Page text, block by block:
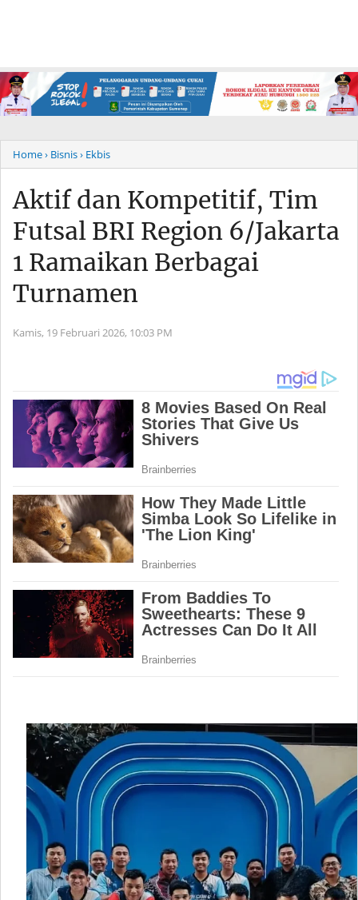
Home› Bisnis› Ekbis
Aktif dan Kompetitif, Tim
Futsal BRI Region 6/Jakarta
1 Ramaikan Berbagai
Turnamen
Kamis, 19 Februari 2026, 10:03 PM